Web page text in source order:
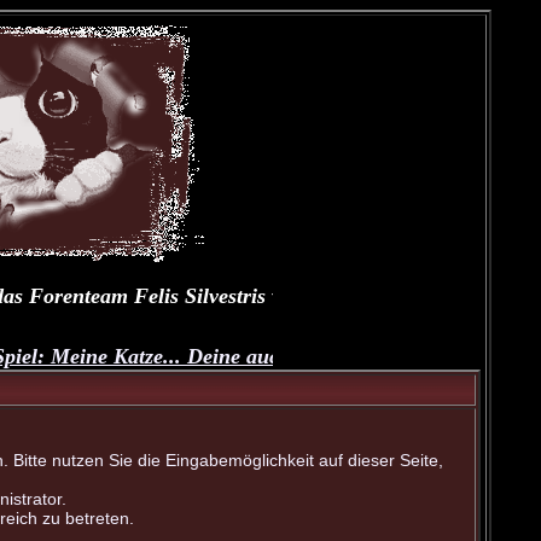
Forenteam Felis Silvestris wünscht Dir und Deinen
Meine Katze... Deine auch?
nutzen Sie die Eingabemöglichkeit auf dieser Seite,
zu betreten.